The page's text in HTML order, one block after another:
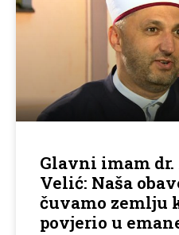
Glavni imam
Velić: Naša
čuvamo zemlju
povjerio u